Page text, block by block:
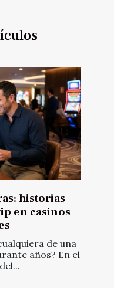
historias
en casinos
de una
años? En el